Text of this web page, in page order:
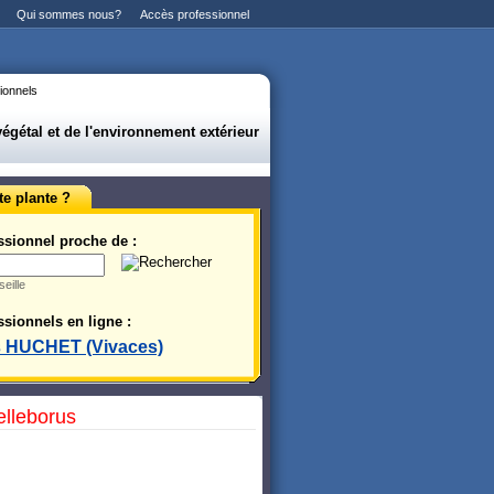
Qui sommes nous? Accès professionnel
et de l'environnement extérieur
plante ?
proche de :
en ligne :
HUCHET (Vivaces)